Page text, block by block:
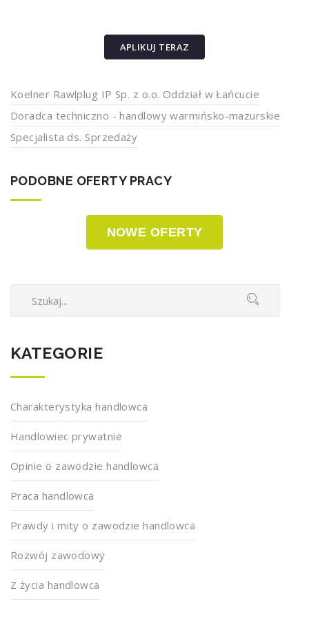
APLIKUJ TERAZ
Koelner Rawlplug IP Sp. z o.o. Oddział w Łańcucie
Doradca techniczno - handlowy warmińsko-mazurskie
Specjalista ds. Sprzedaży
PODOBNE OFERTY PRACY
NOWE OFERTY
KATEGORIE
Charakterystyka handlowca
Handlowiec prywatnie
Opinie o zawodzie handlowca
Praca handlowca
Prawdy i mity o zawodzie handlowca
Rozwój zawodowy
Z życia handlowca